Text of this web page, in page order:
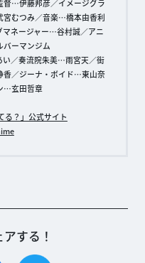
…伊藤邦彦／イメージグラ
むつみ／音楽…橋本由香利
ネージャー…谷村誠／アニ
ーマンジム
／奏流院朱美…雨宮天／街
／ジーナ・ボイド…東山奈
…玄田哲章
る？」公式サイト
する！